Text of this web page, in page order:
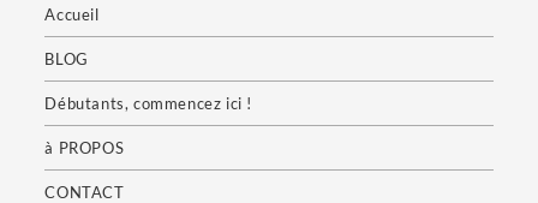
Accueil
BLOG
Débutants, commencez ici !
à PROPOS
CONTACT